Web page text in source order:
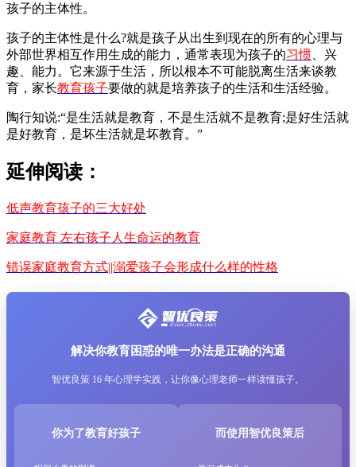
孩子的主体性。
孩子的主体性是什么?就是孩子从出生到现在的所有的心理与
外部世界相互作用生成的能力，通常表现为孩子的习惯、兴
趣、能力。它来源于生活，所以根本不可能脱离生活来谈教
育，家长教育孩子要做的就是培养孩子的生活和生活经验。
陶行知说:“是生活就是教育，不是生活就不是教育;是好生活就
是好教育，是坏生活就是坏教育。”
延伸阅读：
低声教育孩子的三大好处
家庭教育 左右孩子人生命运的教育
错误家庭教育方式||溺爱孩子会形成什么样的性格
解决你教育困惑的唯一办法是正确的沟通
智优良策 16 年心理学实践，让你像心理老师一样读懂孩子。
你为了教育好孩子 而使用智优良策后